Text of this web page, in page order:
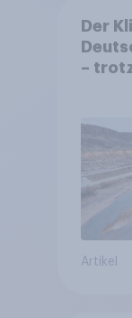
Der
–
Artikel